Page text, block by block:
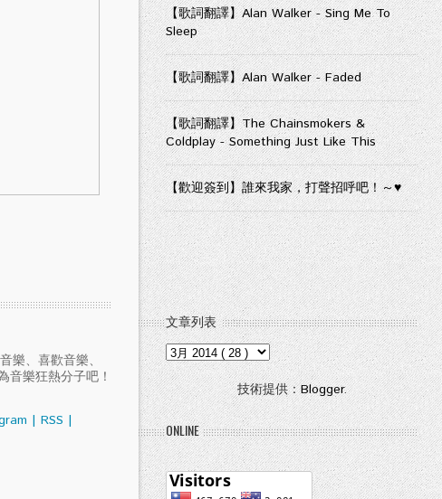
、喜歡音樂、
音樂狂熱分子吧！
| RSS |
【歌詞翻譯】Alan Walker - Sing Me To
Sleep
【歌詞翻譯】Alan Walker - Faded
【歌詞翻譯】The Chainsmokers &
Coldplay - Something Just Like This
【歡迎簽到】誰來我家，打聲招呼吧！～♥
文章列表
技術提供：Blogger.
ONLINE